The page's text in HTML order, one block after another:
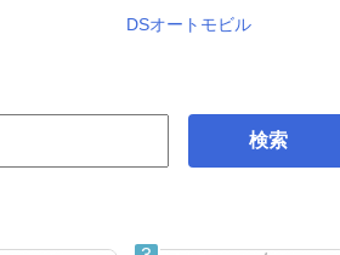
DSオートモビル
検索